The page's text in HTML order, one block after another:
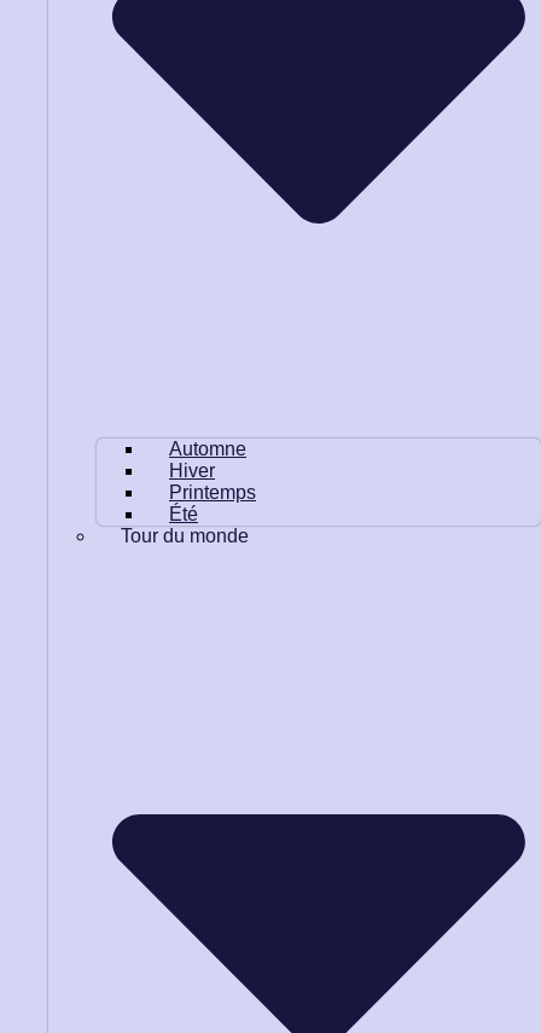
Automne
Hiver
Printemps
Été
Tour du monde